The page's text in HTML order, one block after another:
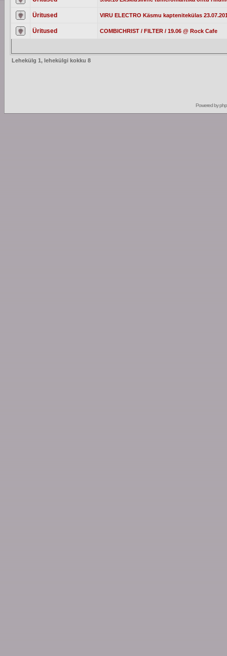
Üritused VIRU ELECTRO Käsmu kaptenitekülas
Üritused COMBICHRIST / FILTER / 19.06 @ Rock Cafe
Lehekülg 1, lehekülgi kokku 8
Powered by